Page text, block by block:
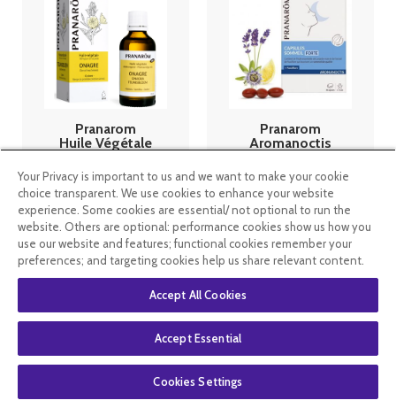
Pranarom
Huile Végétale
50ml
6.90 €
En stock
Pranarom
Aromanoctis
30 capsules
9.99 €
En stock
Your Privacy is important to us and we want to make your cookie
choice transparent. We use cookies to enhance your website
experience. Some cookies are essential/ not optional to run the
website. Others are optional: performance cookies show us how you
use our website and features; functional cookies remember your
preferences; and targeting cookies help us share relevant content.
Accept All Cookies
Accept Essential
Cookies Settings